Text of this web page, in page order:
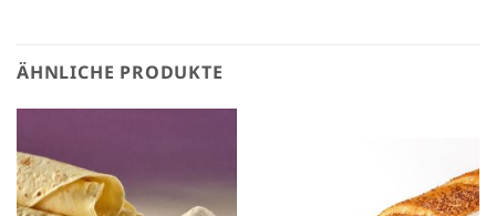
ÄHNLICHE PRODUKTE